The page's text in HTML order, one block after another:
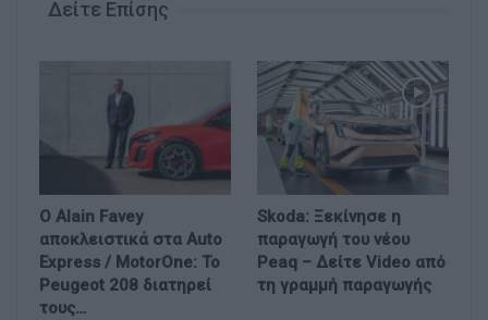
Δείτε Επίσης
Ο Alain Favey
αποκλειστικά στα Auto
Express / MotorOne: Το
Peugeot 208 διατηρεί
τους…
Skoda: Ξεκίνησε η
παραγωγή του νέου
Peaq – Δείτε Video από
τη γραμμή παραγωγής